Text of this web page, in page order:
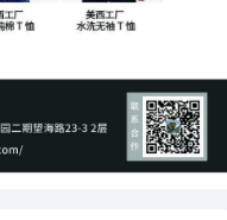
自己所有，而且你完全控
，你还可以随时删除
发展早期阶段距离这样的